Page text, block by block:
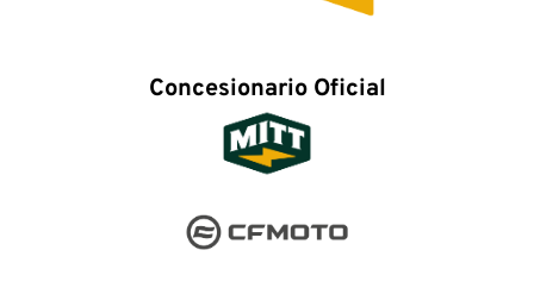
Concesionario Oficial